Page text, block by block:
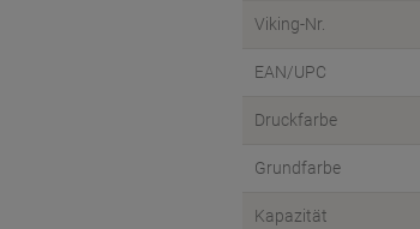
Viking-Nr.
EAN/UPC
Druckfarbe
Grundfarbe
Kapazität